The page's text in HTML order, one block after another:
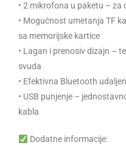
• 2 mikrofona u paketu – za
• Mogućnost umetanja TF
sa memorijske kartice
• Lagan i prenosiv dizajn –
svuda
• Efektivna Bluetooth
• USB punjenje –
kabla
Dodatne informacije: